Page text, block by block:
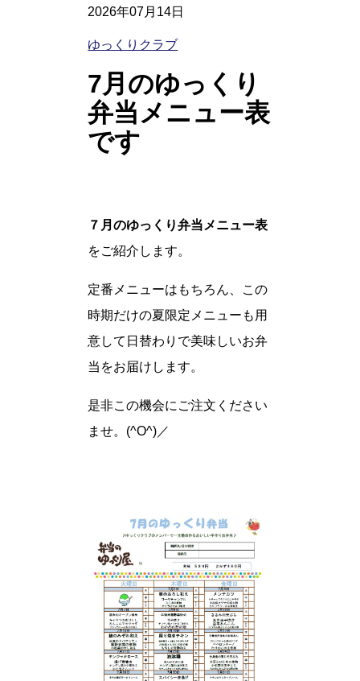
2026年07月14日
ゆっくりクラブ
7月のゆっくり
弁当メニュー表
です
７月のゆっくり弁当メニュー表
をご紹介します。
定番メニューはもちろん、この
時期だけの夏限定メニューも用
意して日替わりで美味しいお弁
当をお届けします。
是非この機会にご注文ください
ませ。(^O^)／